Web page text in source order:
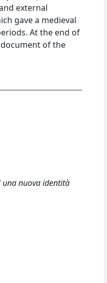
external
gave a medieval
At the end of
of the
una nuova identità